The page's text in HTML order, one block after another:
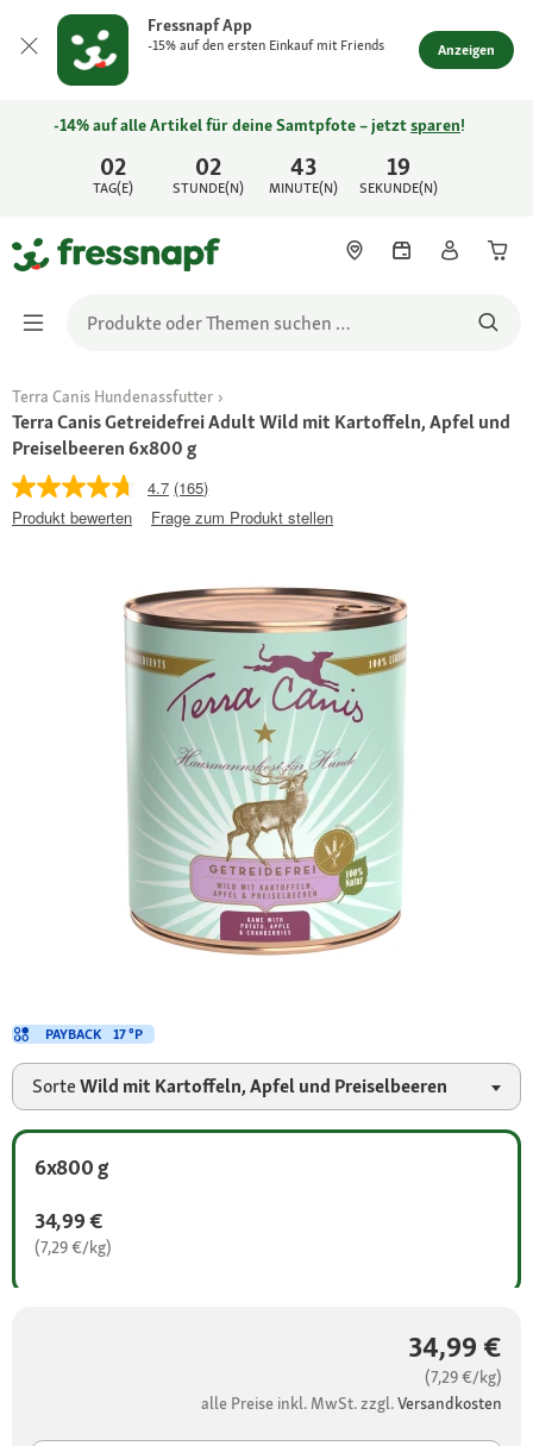
Fressnapf App
-15% auf den ersten Einkauf mit Friends Anzeigen
02
TAG(E)
02
STUNDE(N)
43
MINUTE(N)
19
SEKUNDE(N)
-14% auf alle Artikel für deine Samtpfote – jetztsparen!
Terra Canis Hundenassfutter
Terra Canis Getreidefrei Adult Wild mit Kartoffeln, Apfel und
Preiselbeeren 6x800 g
4.7 (165)
Produkt bewerten
Frage zum Produkt stellen
SorteWild mit Kartoffeln, Apfel und Preiselbeeren
6x800 g
34,99 €
(7,29 €/kg)
34,99 €
(7,29 €/kg)
alle Preise inkl. MwSt. zzgl.Versandkosten
PAYBACK 17 °P